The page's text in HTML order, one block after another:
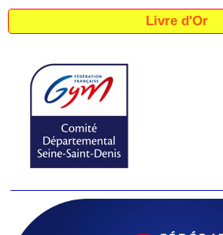
Livre d'Or